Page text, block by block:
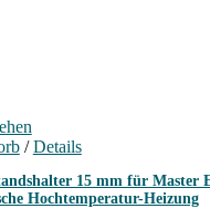
/ Details
15 mm für Master
Hochtemperatur-Heizung